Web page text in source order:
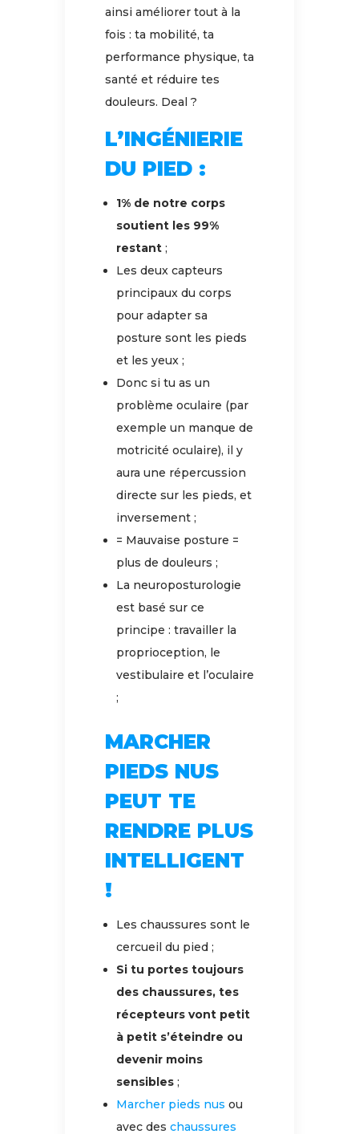
ainsi améliorer tout à la
fois : ta mobilité, ta
performance physique, ta
santé et réduire tes
douleurs. Deal ?
L’INGÉNIERIE
DU PIED :
1% de notre corps
soutient les 99%
restant;
Les deux capteurs
principaux du corps
pour adapter sa
posture sont les pieds
et les yeux ;
Donc si tu as un
problème oculaire (par
exemple un manque de
motricité oculaire), il y
aura une répercussion
directe sur les pieds, et
inversement ;
= Mauvaise posture =
plus de douleurs ;
La neuroposturologie
est basé sur ce
principe : travailler la
proprioception, le
vestibulaire et l’oculaire
;
MARCHER
PIEDS NUS
PEUT TE
RENDRE PLUS
INTELLIGENT
!
Les chaussures sont le
cercueil du pied ;
Si tu portes toujours
des chaussures, tes
récepteurs vont petit
à petit s’éteindre ou
devenir moins
sensibles;
Marcher pieds nus ou
avec des chaussures